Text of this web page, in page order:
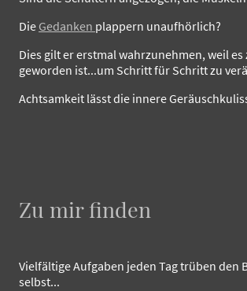
Die Gedanken plappern unaufhörlich?
Dies gilt er erstmal wahrzunehmen, weil
geworden ist...um Schritt für Schritt zu
Achtsamkeit lässt die innere
Zu mir finden
Vielfältige Aufgaben jeden Tag trüben den
selbst...